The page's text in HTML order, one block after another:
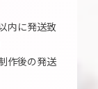
内に発送致
作後の発送